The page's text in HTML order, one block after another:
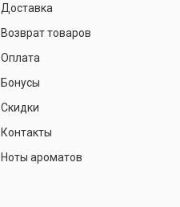
Доставка
Возврат товаров
Оплата
Бонусы
Скидки
Контакты
Ноты ароматов